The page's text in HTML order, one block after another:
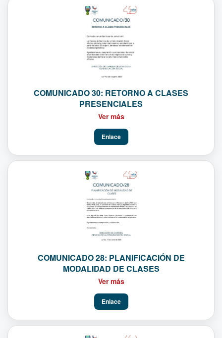
COMUNICADO 30: RETORNO A CLASES
PRESENCIALES
Ver más
Enlace
COMUNICADO 28: PLANIFICACIÓN DE
MODALIDAD DE CLASES
Ver más
Enlace